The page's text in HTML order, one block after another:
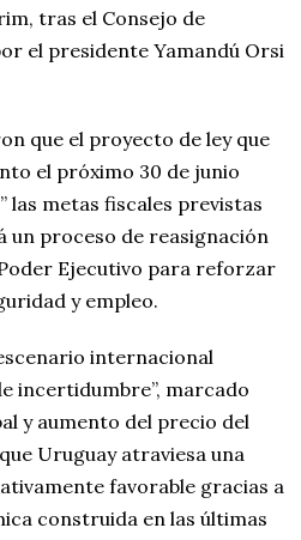
tras el Consejo de
el presidente Yamandú Orsi
que el proyecto de ley que
el próximo 30 de junio
las metas fiscales previstas
un proceso de reasignación
Ejecutivo para reforzar
y empleo.
internacional
incertidumbre”, marcado
y aumento del precio del
Uruguay atraviesa una
favorable gracias a
construida en las últimas